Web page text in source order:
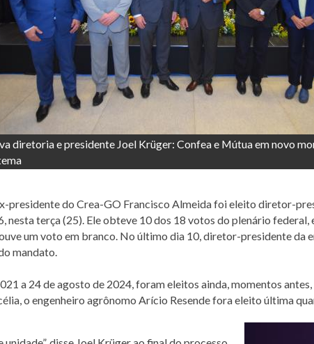
diretoria e presidente Joel Krüger: Confea e Mútua em novo
presidente do Crea-GO Francisco Almeida foi eleito diretor-
nesta terça (25). Ele obteve 10 dos 18 votos do plenário
um voto em branco. No último dia 10, diretor-presidente da
mandato.
a 24 de agosto de 2024, foram eleitos ainda, momentos
o engenheiro agrônomo Arício Resende fora eleito última